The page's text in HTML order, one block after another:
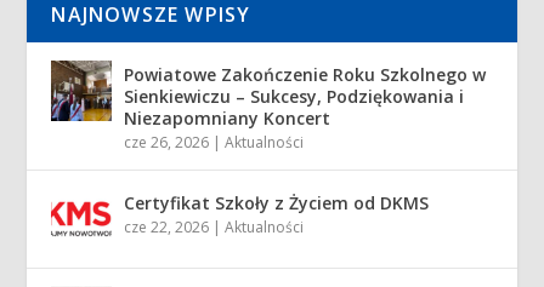
NAJNOWSZE WPISY
Powiatowe Zakończenie Roku Szkolnego w
Sienkiewiczu – Sukcesy, Podziękowania i
Niezapomniany Koncert
cze 26, 2026 |Aktualności
Certyfikat Szkoły z Życiem od DKMS
cze 22, 2026 |Aktualności